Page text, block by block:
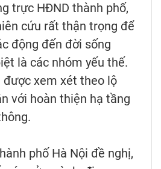
trực HĐND thành phố,
cứu rất thận trọng để
động đến đời sống
là các nhóm yếu thế.
được xem xét theo lộ
với hoàn thiện hạ tầng
phố Hà Nội đề nghị,